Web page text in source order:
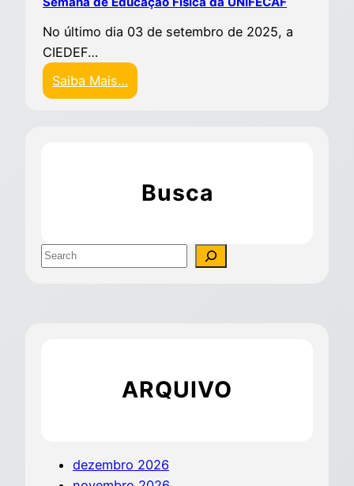
No último dia 03 de setembro de 2025, a
CIEDEF…
Saiba Mais…
Busca
ARQUIVO
dezembro 2026